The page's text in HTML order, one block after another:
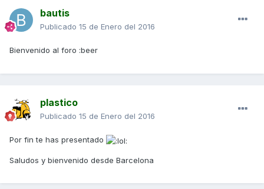
bautis
Publicado 15 de Enero del 2016
Bienvenido al foro :beer
plastico
Publicado 15 de Enero del 2016
Por fin te has presentado
Saludos y bienvenido desde Barcelona